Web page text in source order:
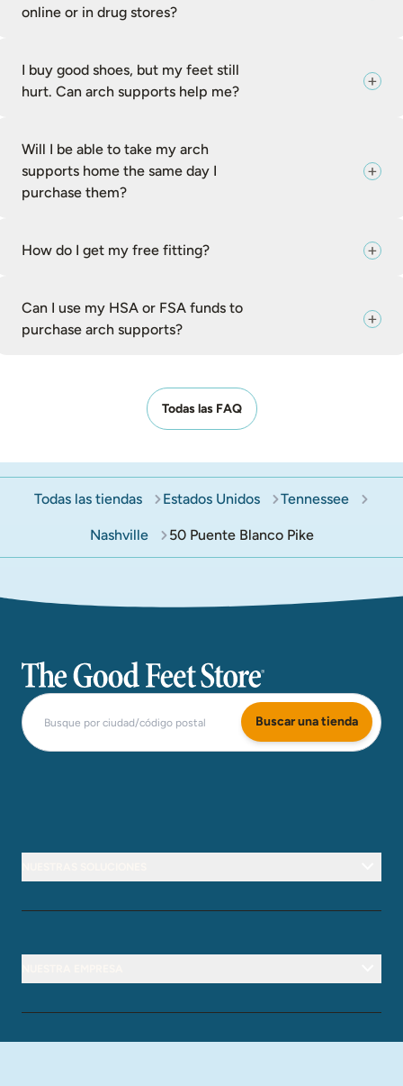
online or in drug stores?
I buy good shoes, but my feet still
hurt. Can arch supports help me?
Will I be able to take my arch
supports home the same day I
purchase them?
How do I get my free fitting?
Can I use my HSA or FSA funds to
purchase arch supports?
Todas las FAQ
Todas las tiendas Estados Unidos Tennessee
Nashville 50 Puente Blanco Pike
The Good Feet Store
Buscar una tienda